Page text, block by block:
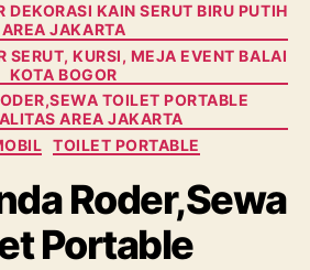
DEKORASI KAIN SERUT BIRU PUTIH
AREA JAKARTA
SERUT, KURSI, MEJA EVENT BALAI
KOTA BOGOR
TOILET PORTABLE
AREA JAKARTA
TOILET PORTABLE
Roder,Sewa
Portable